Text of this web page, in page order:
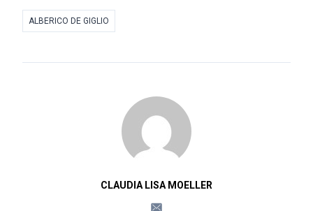
ALBERICO DE GIGLIO
CLAUDIA LISA MOELLER